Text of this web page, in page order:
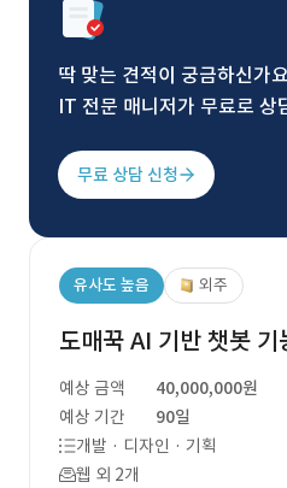
딱 맞는 견적이 궁금하신가
IT 전문 매니저가 무료로 상
무료 상담 신청
유사도 높음 외주
도매꾹 AI 기반 챗봇 기
예상 금액
40,000,000원
예상 기간
90일
개발 · 디자인 · 기획
웹 외 2개